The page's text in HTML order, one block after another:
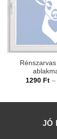
1290 Ft –
JÓ